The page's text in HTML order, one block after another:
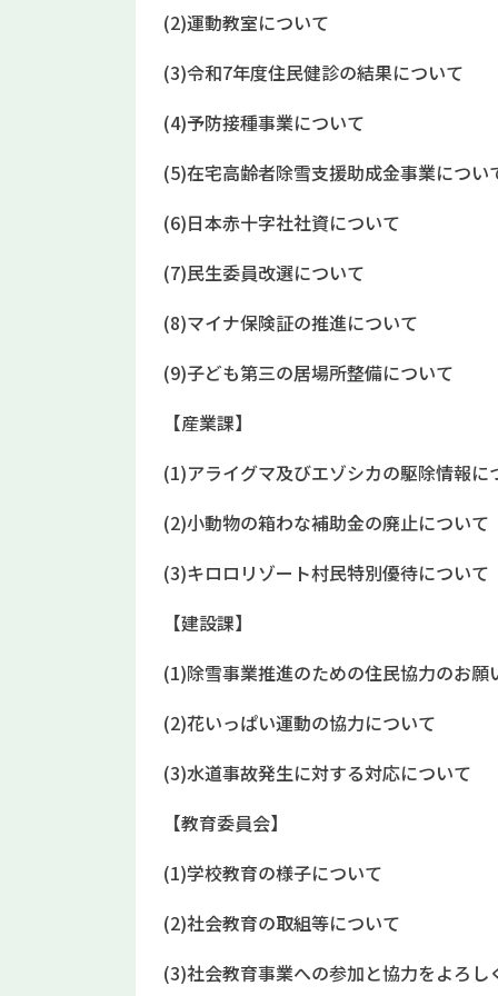
(2)運動教室について
(3)令和7年度住民健診の結果について
(4)予防接種事業について
(5)在宅高齢者除雪支援助成金事業につい
(6)日本赤十字社社資について
(7)民生委員改選について
(8)マイナ保険証の推進について
(9)子ども第三の居場所整備について
【産業課】
(1)アライグマ及びエゾシカの駆除情報に
(2)小動物の箱わな補助金の廃止について
(3)キロロリゾート村民特別優待について
【建設課】
(1)除雪事業推進のための住民協力のお願
(2)花いっぱい運動の協力について
(3)水道事故発生に対する対応について
【教育委員会】
(1)学校教育の様子について
(2)社会教育の取組等について
(3)社会教育事業への参加と協力をよろし